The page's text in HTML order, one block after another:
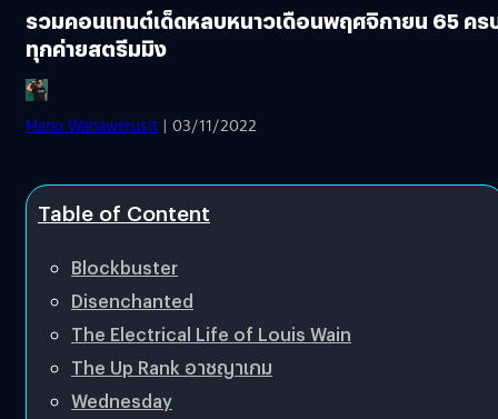
รวมคอนเทนต์เด็ดหลบหนาวเดือนพฤศจิกายน 65 คร
ทุกค่ายสตรีมมิง
Mano Wanawerusit | 03/11/2022
Table of Content
Blockbuster
Disenchanted
The Electrical Life of Louis Wain
The Up Rank อาชญาเกม
Wednesday